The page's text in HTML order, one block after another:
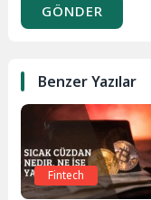
GÖNDER
Benzer Yazılar
Fintech